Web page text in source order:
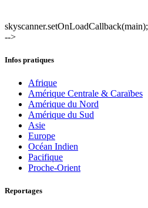
skyscanner.setOnLoadCallback(main);
-->
Infos pratiques
Afrique
Amérique Centrale & Caraïbes
Amérique du Nord
Amérique du Sud
Asie
Europe
Océan Indien
Pacifique
Proche-Orient
Reportages